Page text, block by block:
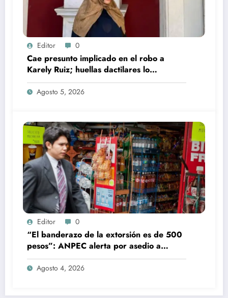
Editor 0
Cae presunto implicado en el robo a
Karely Ruiz; huellas dactilares lo
delataron
Agosto 5, 2026
Editor 0
“El banderazo de la extorsión es de 500
pesos”: ANPEC alerta por asedio a
tienditas
Agosto 4, 2026